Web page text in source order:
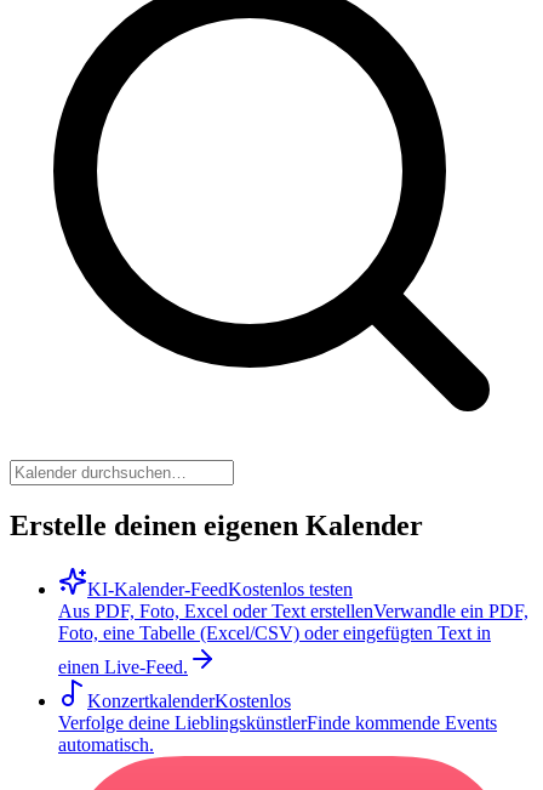
Erstelle deinen eigenen Kalender
KI-Kalender-FeedKostenlos testen
Aus PDF, Foto, Excel oder Text erstellenVerwandle ein PDF,
Foto, eine Tabelle (Excel/CSV) oder eingefügten Text in
einen Live-Feed.
KonzertkalenderKostenlos
Verfolge deine LieblingskünstlerFinde kommende Events
automatisch.